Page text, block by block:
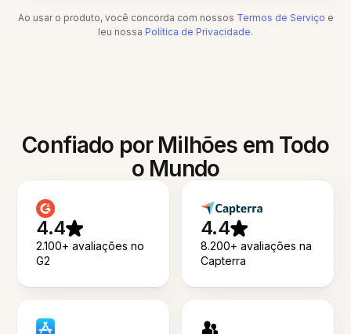
Ao usar o produto, você concorda com nossos Termos de Serviço e
leu nossa Política de Privacidade.
Confiado por Milhões em Todo
o Mundo
4.4
2.100+ avaliações no
G2
4.4
8.200+ avaliações na
Capterra